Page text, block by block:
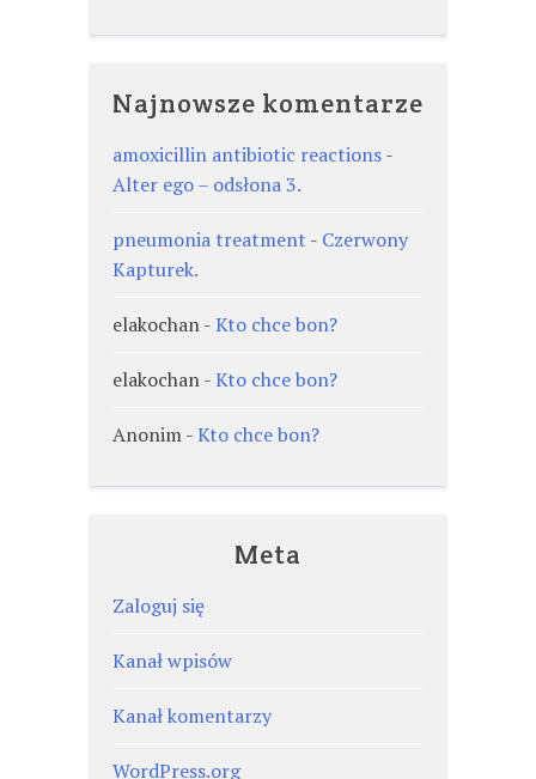
Najnowsze komentarze
amoxicillin antibiotic reactions-
Alter ego – odsłona 3.
pneumonia treatment - Czerwony
Kapturek.
elakochan-Kto chce bon?
elakochan-Kto chce bon?
Anonim-Kto chce bon?
Meta
Zaloguj się
Kanał wpisów
Kanał komentarzy
WordPress.org